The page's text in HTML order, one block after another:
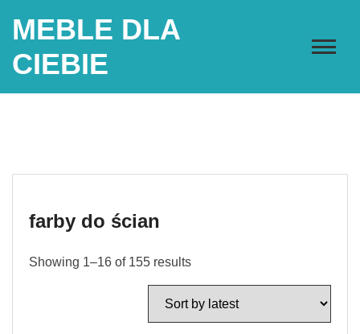
MEBLE DLA
CIEBIE
farby do ścian
Showing 1–16 of 155 results